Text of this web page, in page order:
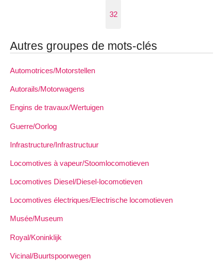
32
Autres groupes de mots-clés
Automotrices/Motorstellen
Autorails/Motorwagens
Engins de travaux/Wertuigen
Guerre/Oorlog
Infrastructure/Infrastructuur
Locomotives à vapeur/Stoomlocomotieven
Locomotives Diesel/Diesel-locomotieven
Locomotives électriques/Electrische locomotieven
Musée/Museum
Royal/Koninklijk
Vicinal/Buurtspoorwegen